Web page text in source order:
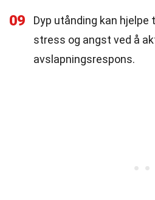
09
Dyp utånding kan hjelpe
stress og angst ved å
avslapningsrespons.